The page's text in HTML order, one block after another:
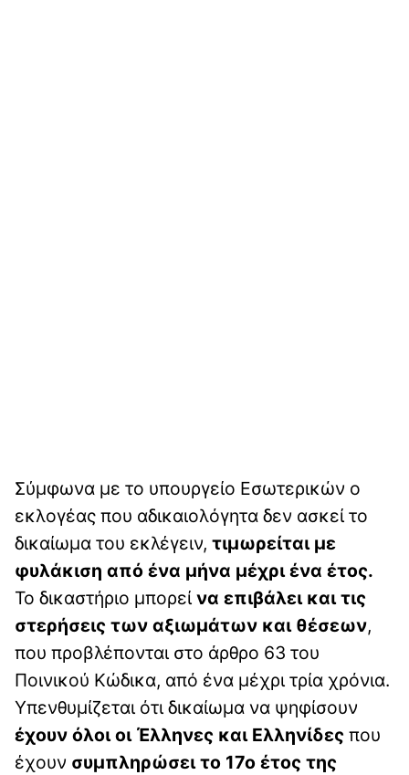
Σύμφωνα με το υπουργείο Εσωτερικών ο
εκλογέας που αδικαιολόγητα δεν ασκεί το
δικαίωμα του εκλέγειν, τιμωρείται με
φυλάκιση από ένα μήνα μέχρι ένα έτος.
Το δικαστήριο μπορεί να επιβάλει και τις
στερήσεις των αξιωμάτων και θέσεων,
που προβλέπονται στο άρθρο 63 του
Ποινικού Κώδικα, από ένα μέχρι τρία χρόνια.
Υπενθυμίζεται ότι δικαίωμα να ψηφίσουν
έχουν όλοι οι Έλληνες και Ελληνίδες που
έχουν συμπληρώσει το 17ο έτος της